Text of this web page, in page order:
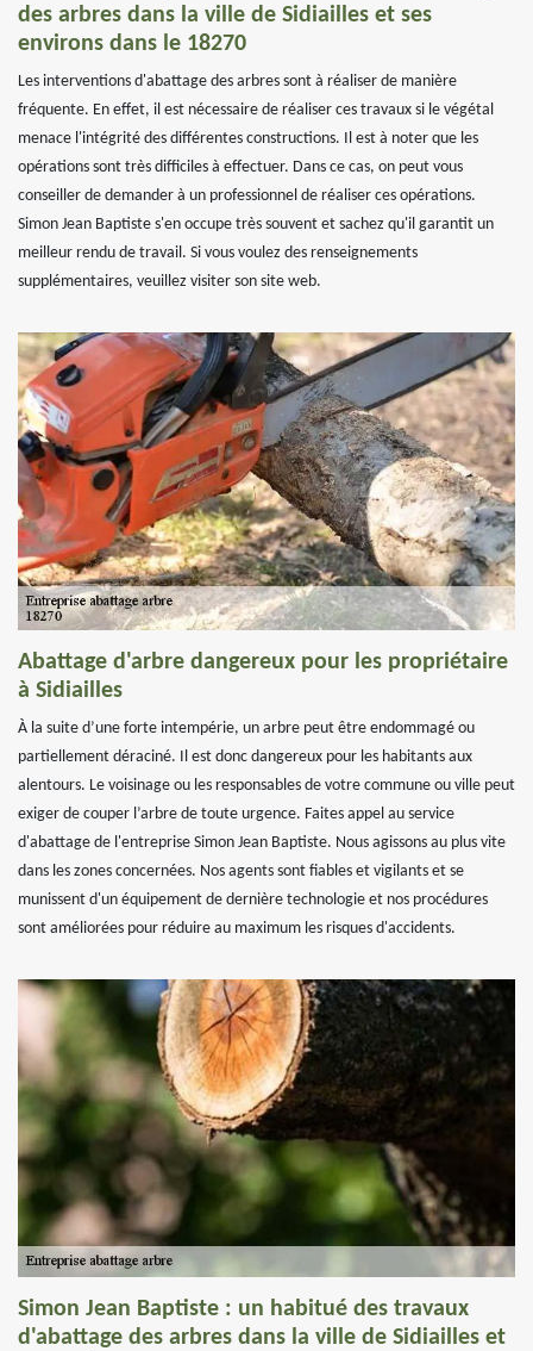
des arbres dans la ville de Sidiailles et ses
environs dans le 18270
Les interventions d'abattage des arbres sont à réaliser de manière
fréquente. En effet, il est nécessaire de réaliser ces travaux si le végétal
menace l'intégrité des différentes constructions. Il est à noter que les
opérations sont très difficiles à effectuer. Dans ce cas, on peut vous
conseiller de demander à un professionnel de réaliser ces opérations.
Simon Jean Baptiste s'en occupe très souvent et sachez qu'il garantit un
meilleur rendu de travail. Si vous voulez des renseignements
supplémentaires, veuillez visiter son site web.
Abattage d'arbre dangereux pour les propriétaire
à Sidiailles
À la suite d’une forte intempérie, un arbre peut être endommagé ou
partiellement déraciné. Il est donc dangereux pour les habitants aux
alentours. Le voisinage ou les responsables de votre commune ou ville peut
exiger de couper l’arbre de toute urgence. Faites appel au service
d'abattage de l'entreprise Simon Jean Baptiste. Nous agissons au plus vite
dans les zones concernées. Nos agents sont fiables et vigilants et se
munissent d'un équipement de dernière technologie et nos procédures
sont améliorées pour réduire au maximum les risques d'accidents.
Simon Jean Baptiste : un habitué des travaux
d'abattage des arbres dans la ville de Sidiailles et